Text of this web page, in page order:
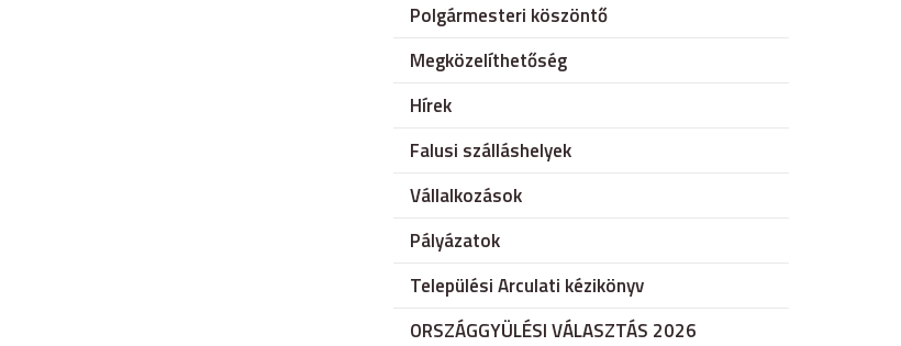
Polgármesteri köszöntő
Megközelíthetőség
Hírek
Falusi szálláshelyek
Vállalkozások
Pályázatok
Települési Arculati kézikönyv
ORSZÁGGYÜLÉSI VÁLASZTÁS 2026